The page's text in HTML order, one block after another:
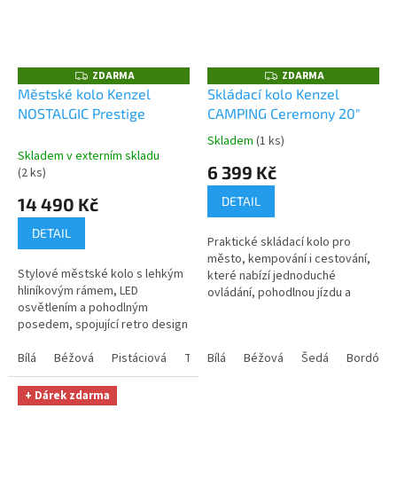
Z
D
A
R
ZDARMA
Městské kolo Kenzel
NOSTALGIC Prestige
Skladem v externím skladu
(2 ks)
14 490 Kč
DETAIL
Stylové městské kolo s lehkým
hliníkovým rámem, LED
osvětlením a pohodlným
posedem, spojující retro design
komfortní jízdu.
Bílá Béžová Pistáciová Tyrkysová Černá
Z
D
A
R
A
ZDARMA
Skládací kolo Kenzel
CAMPING Ceremony 20"
Průměrné
produktu
5,0
5
hvězdiček.
Skladem (1 ks)
6 399 Kč
DETAIL
Praktické skládací kolo pro
město, kempování i cestování,
které nabízí jednoduché
ovládání, pohodlnou jízdu a
Bílá Béžová Šedá Bordó
+ Dárek zdarma